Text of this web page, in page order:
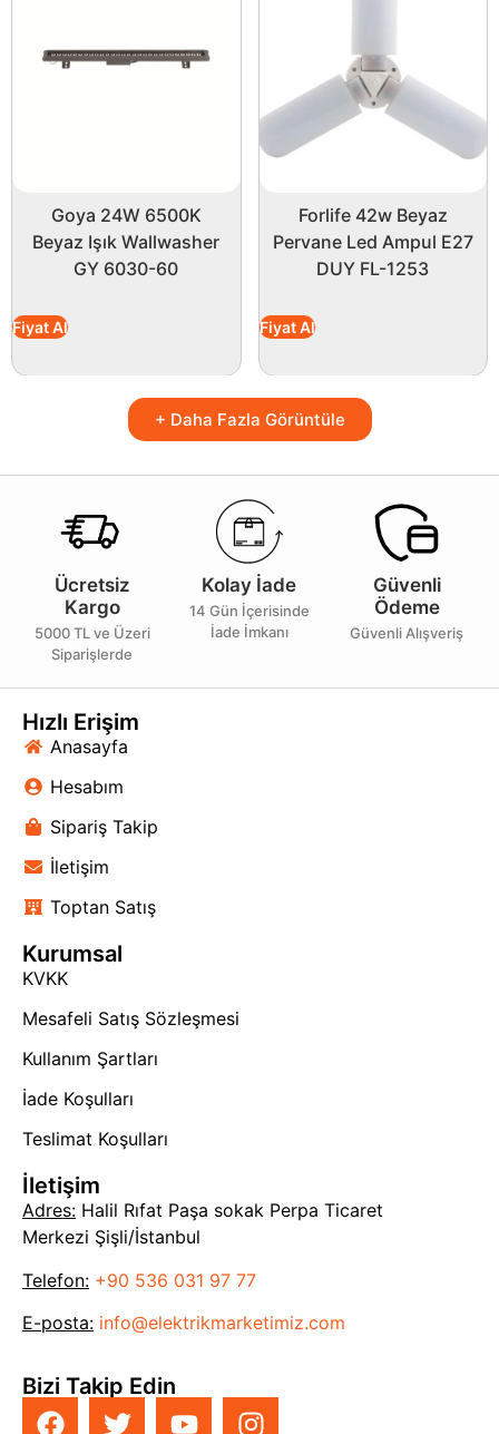
Goya 24W 6500K
Beyaz Işık Wallwasher
GY 6030-60
Fiyat Al
Forlife 42w Beyaz
Pervane Led Ampul E27
DUY FL-1253
Fiyat Al
+ Daha Fazla Görüntüle
Ücretsiz
Kargo
5000 TL ve Üzeri
Siparişlerde
Kolay İade
14 Gün İçerisinde
İade İmkanı
Güvenli
Ödeme
Güvenli Alışveriş
Hızlı Erişim
Anasayfa
Hesabım
Sipariş Takip
İletişim
Toptan Satış
Kurumsal
KVKK
Mesafeli Satış Sözleşmesi
Kullanım Şartları
İade Koşulları
Teslimat Koşulları
İletişim
Adres: Halil Rıfat Paşa sokak Perpa Ticaret
Merkezi Şişli/İstanbul
Telefon: +90 536 031 97 77
E-posta: info@elektrikmarketimiz.com
Bizi Takip Edin